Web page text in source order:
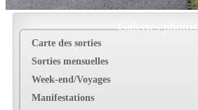
Galeries photos
Carte des sorties
Sorties mensuelles
Week-end/Voyages
Manifestations